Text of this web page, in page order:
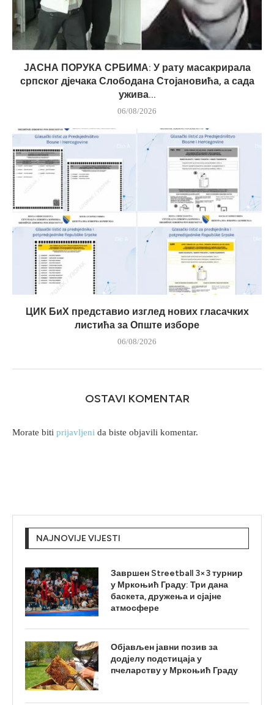
ЈАСНА ПОРУКА СРБИМА: У рату масакрирала
српског дјечака Слободана Стојановића, а сада
ужива...
06/08/2026
ЦИК БиХ представио изглед нових гласачких
листића за Опште изборе
06/08/2026
OSTAVI KOMENTAR
Morate biti prijavljeni da biste objavili komentar.
NAJNOVIJE VIJESTI
Завршен Streetball 3×3 турнир
у Мркоњић Граду: Три дана
баскета, дружења и сјајне
атмосфере
Објављен јавни позив за
додјелу подстицаја у
пчеларству у Мркоњић Граду